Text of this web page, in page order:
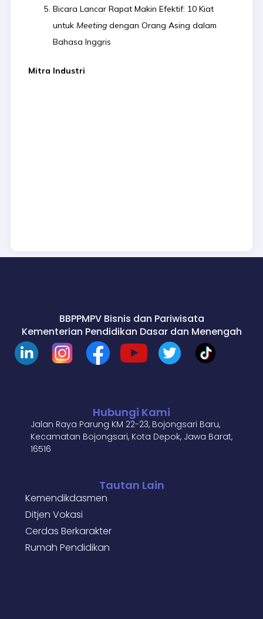
Bicara Lancar Rapat Makin Efektif: 10 Kiat
untuk Meetingdengan Orang Asing dalam
Bahasa Inggris
Mitra Industri
BBPPMPV Bisnis dan Pariwisata
Kementerian Pendidikan Dasar dan Menengah
Hubungi Kami
Jalan Raya Parung KM 22-23, Bojongsari Baru,
Kecamatan Bojongsari, Kota Depok, Jawa Barat,
16516
Tautan Lain
Kemendikdasmen
Ditjen Vokasi
Cerdas Berkarakter
Rumah Pendidikan